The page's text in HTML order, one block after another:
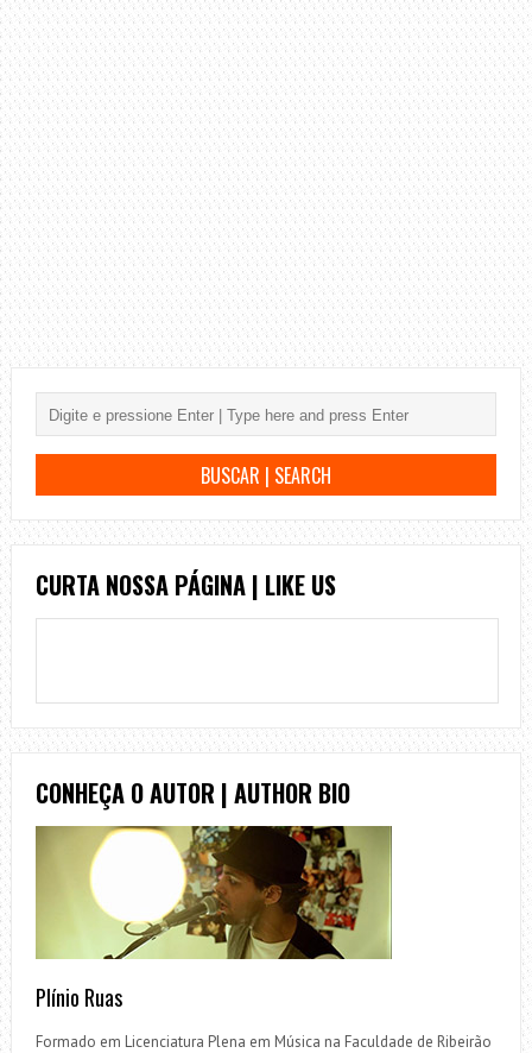
CURTA NOSSA PÁGINA | LIKE US
CONHEÇA O AUTOR | AUTHOR BIO
Plínio Ruas
Formado em Licenciatura Plena em Música na Faculdade de Ribeirão